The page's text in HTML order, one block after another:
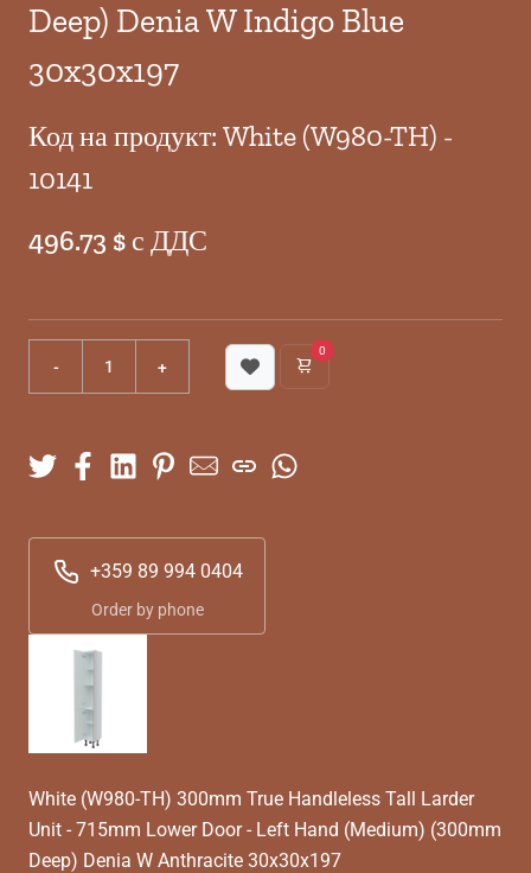
Deep) Denia W Indigo Blue
30x30x197
Код на продукт: White (W980-TH) -
10141
496.73 $ с ДДС
0
+359 89 994 0404
Order by phone
White (W980-TH) 300mm True Handleless Tall Larder
Unit - 715mm Lower Door - Left Hand (Medium) (300mm
Deep) Denia W Anthracite 30x30x197